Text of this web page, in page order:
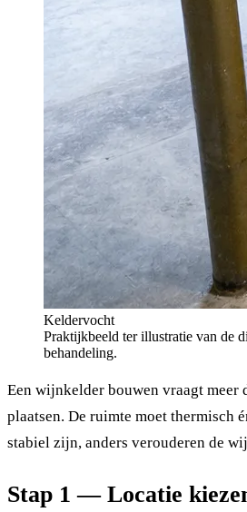
Keldervocht
Praktijkbeeld ter illustratie van de
behandeling.
Een wijnkelder bouwen vraagt meer
plaatsen. De ruimte moet thermisch
stabiel zijn, anders verouderen de
Stap 1 — Locatie